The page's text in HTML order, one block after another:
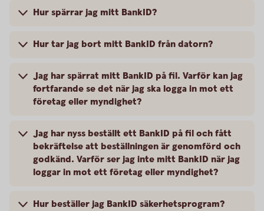
Hur spärrar jag mitt BankID?
Hur tar jag bort mitt BankID från datorn?
Jag har spärrat mitt BankID på fil. Varför kan jag
fortfarande se det när jag ska logga in mot ett
företag eller myndighet?
Jag har nyss beställt ett BankID på fil och fått
bekräftelse att beställningen är genomförd och
godkänd. Varför ser jag inte mitt BankID när jag
loggar in mot ett företag eller myndighet?
Hur beställer jag BankID säkerhetsprogram?